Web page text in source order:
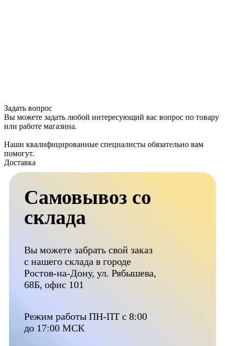
Задать вопрос
Вы можете задать любой интересующий вас вопрос по товару
или работе магазина.
Наши квалифицированные специалисты обязательно вам
помогут.
Доставка
Самовывоз со
склада
Вы можете забрать свой заказ
с нашего склада в городе
Ростов-на-Дону, ул. Рябышева,
68Б, офис 101
Режим работы ПН-ПТ с 8:00
до 17:00 МСК